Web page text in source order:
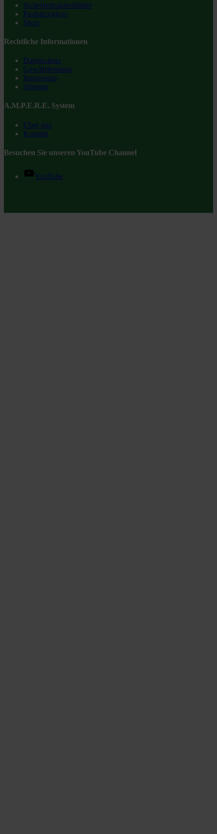
Sicherheitsdatenblätter
Produktvideos
Shop
Rechtliche Informationen
Datenschutz
Gewährleistung
Impressum
Sitemap
A.M.P.E.R.E. System
Über uns
Kontakt
Besuchen Sie unseren YouTube Channel
YouTube